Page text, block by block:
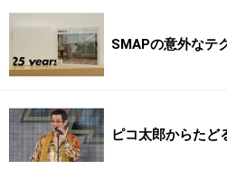
ル・ジェット』（1976年）。
ル・エクスプレスも同曲（日
スしていますが、作曲したのは
（＝Dr.ドラゴン）名義の筒美
では、彼女たちの歩みとタト
ましょう。
SMAPの意外なテ
ピコ太郎からたど